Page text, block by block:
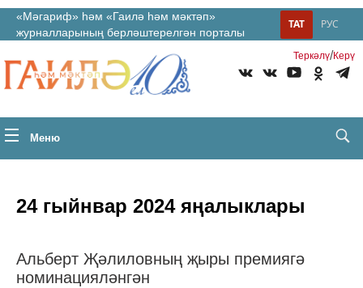
«Мәгариф» һәм «Гаилә һәм мәктәп»
журналларының берләштерелгән порталы
РУС
ТАТ
Теркəлү/Керү
Меню
24 гыйнвар 2024 яңалыклары
Альберт Җәлиловның җыры премиягә
номинацияләнгән